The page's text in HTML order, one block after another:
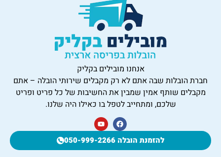
אנחנו מובילים בקליק
חברת הובלות שבה אתם לא רק מקבלים שירותי הובלה – אתם
מקבלים שותף אמין שמבין את החשיבות של כל פריט ופריט
שלכם, ומתחייב לטפל בו כאילו היה שלנו.
להזמנת הובלה 050-999-2266